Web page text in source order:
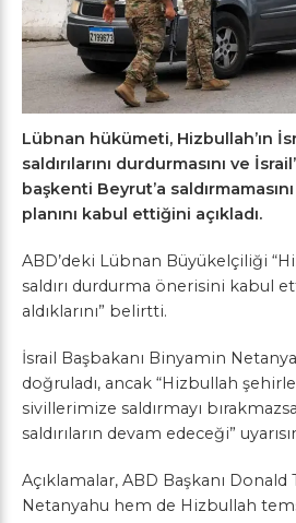
Lübnan hükümeti, Hizbullah’ın
saldırılarını durdurmasını ve
başkenti Beyrut’a
planını kabul ettiğini açıkladı.
ABD’deki Lübnan Büyükelçiliği
saldırı durdurma önerisini kabul
aldıklarını” belirtti.
İsrail Başbakanı Binyamin
doğruladı, ancak “Hizbullah
sivillerimize saldırmayı
saldırıların devam edeceği”
Açıklamalar, ABD Başkanı Donald
Netanyahu hem de Hizbullah